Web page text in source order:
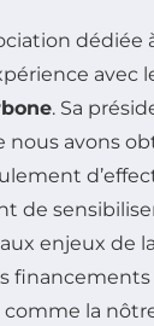
dédiée
avec
. Sa
nous avons
de
enjeux de
la